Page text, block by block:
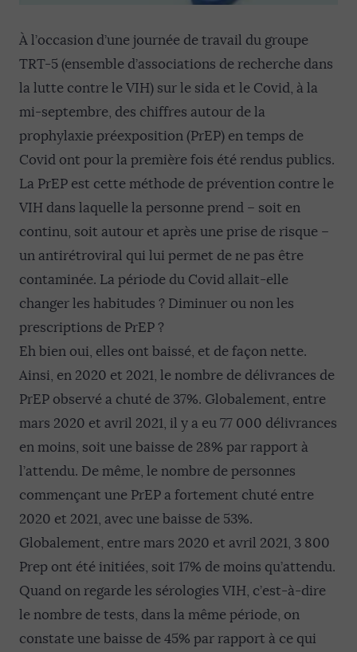
À l’occasion d’une journée de travail du groupe
TRT-5 (ensemble d’associations de recherche dans
la lutte contre le VIH) sur le sida et le Covid, à la
mi-septembre, des chiffres autour de la
prophylaxie préexposition (PrEP) en temps de
Covid ont pour la première fois été rendus publics.
La PrEP est cette méthode de prévention contre le
VIH dans laquelle la personne prend – soit en
continu, soit autour et après une prise de risque –
un antirétroviral qui lui permet de ne pas être
contaminée. La période du Covid allait-elle
changer les habitudes ? Diminuer ou non les
prescriptions de PrEP ?
Eh bien oui, elles ont baissé, et de façon nette.
Ainsi, en 2020 et 2021, le nombre de délivrances de
PrEP observé a chuté de 37%. Globalement, entre
mars 2020 et avril 2021, il y a eu 77 000 délivrances
en moins, soit une baisse de 28% par rapport à
l’attendu. De même, le nombre de personnes
commençant une PrEP a fortement chuté entre
2020 et 2021, avec une baisse de 53%.
Globalement, entre mars 2020 et avril 2021, 3 800
Prep ont été initiées, soit 17% de moins qu’attendu.
Quand on regarde les sérologies VIH, c’est-à-dire
le nombre de tests, dans la même période, on
constate une baisse de 45% par rapport à ce qui